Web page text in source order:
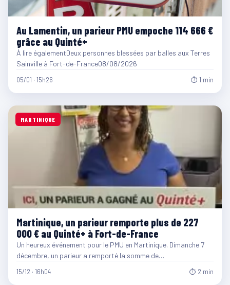
Au Lamentin, un parieur PMU empoche 114 666 €
grâce au Quinté+
À lire égalementDeux personnes blessées par balles aux Terres
Sainville à Fort-de-France08/08/2026
05/01 · 15h26 ⏱ 1 min
MARTINIQUE
Martinique, un parieur remporte plus de 227
000 € au Quinté+ à Fort-de-France
Un heureux événement pour le PMU en Martinique. Dimanche 7
décembre, un parieur a remporté la somme de…
15/12 · 16h04 ⏱ 2 min